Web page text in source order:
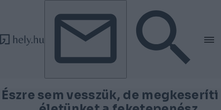
Tovább a tartalomhoz
Tovább a lábléchez
Észre sem vesszük, de megkeseríti